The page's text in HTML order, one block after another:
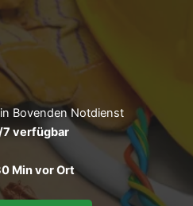
Bovenden Notdienst
verfügbar
Min vor Ort